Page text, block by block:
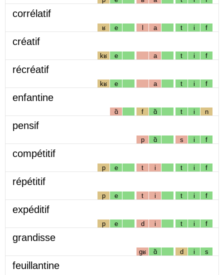
corrélatif
ʁ e l a t i f
créatif
kʁ e a t i f
récréatif
kʁ e a t i f
enfantine
ɑ̃ f ɑ̃ t i n
pensif
p ɑ̃ s i f
compétitif
p e t i t i f
répétitif
p e t i t i f
expéditif
p e d i t i f
grandisse
gʁ ɑ̃ d i s
feuillantine